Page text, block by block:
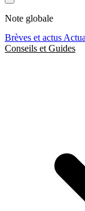
Brèves et actus
Conseils et Guides
Note globale